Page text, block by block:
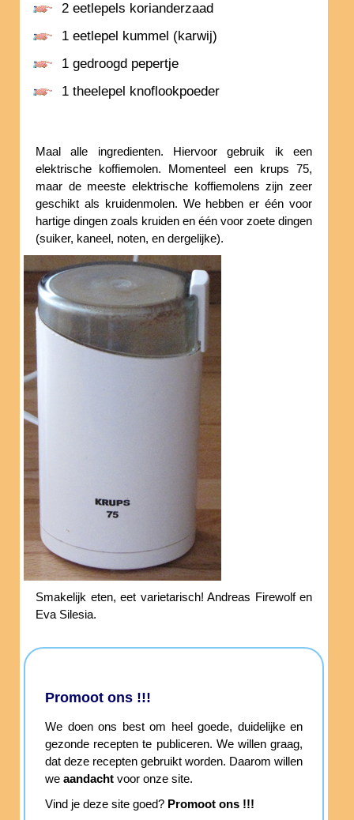
2 eetlepels korianderzaad
1 eetlepel kummel (karwij)
1 gedroogd pepertje
1 theelepel knoflookpoeder
Maal alle ingredienten. Hiervoor gebruik ik een
elektrische koffiemolen. Momenteel een krups 75,
maar de meeste elektrische koffiemolens zijn zeer
geschikt als kruidenmolen. We hebben er één voor
hartige dingen zoals kruiden en één voor zoete dingen
(suiker, kaneel, noten, en dergelijke).
Smakelijk eten, eet varietarisch! Andreas Firewolf en
Eva Silesia.
Promoot ons !!!
We doen ons best om heel goede, duidelijke en
gezonde recepten te publiceren. We willen graag,
dat deze recepten gebruikt worden. Daarom willen
we aandacht voor onze site.
Vind je deze site goed? Promoot ons !!!